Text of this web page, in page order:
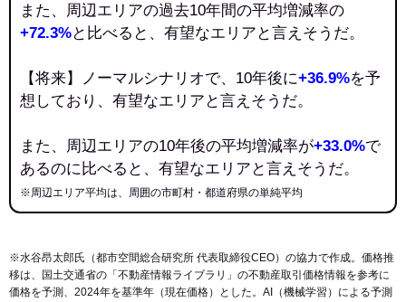
また、周辺エリアの過去10年間の平均増減率の
+72.3%と比べると、有望なエリアと言えそうだ。
【将来】ノーマルシナリオで、10年後に+36.9%を予
想しており、有望なエリアと言えそうだ。
また、周辺エリアの10年後の平均増減率が+33.0%で
あるのに比べると、有望なエリアと言えそうだ。
※周辺エリア平均は、周囲の市町村・都道府県の単純平均
※水谷昂太郎氏（都市空間総合研究所 代表取締役CEO）の協力で作成。価格推
移は、国土交通省の「 不動産情報ライブラリ 」の不動産取引価格情報を参考に
価格を予測、2024年を基準年（現在価格）とした。AI（機械学習）による予測